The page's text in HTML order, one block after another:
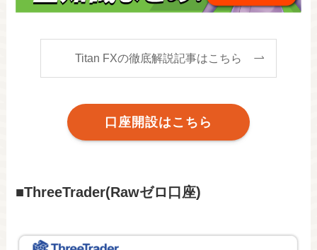
Titan FXの徹底解説記事はこちら
口座開設はこちら
■ThreeTrader(Rawゼロ口座)